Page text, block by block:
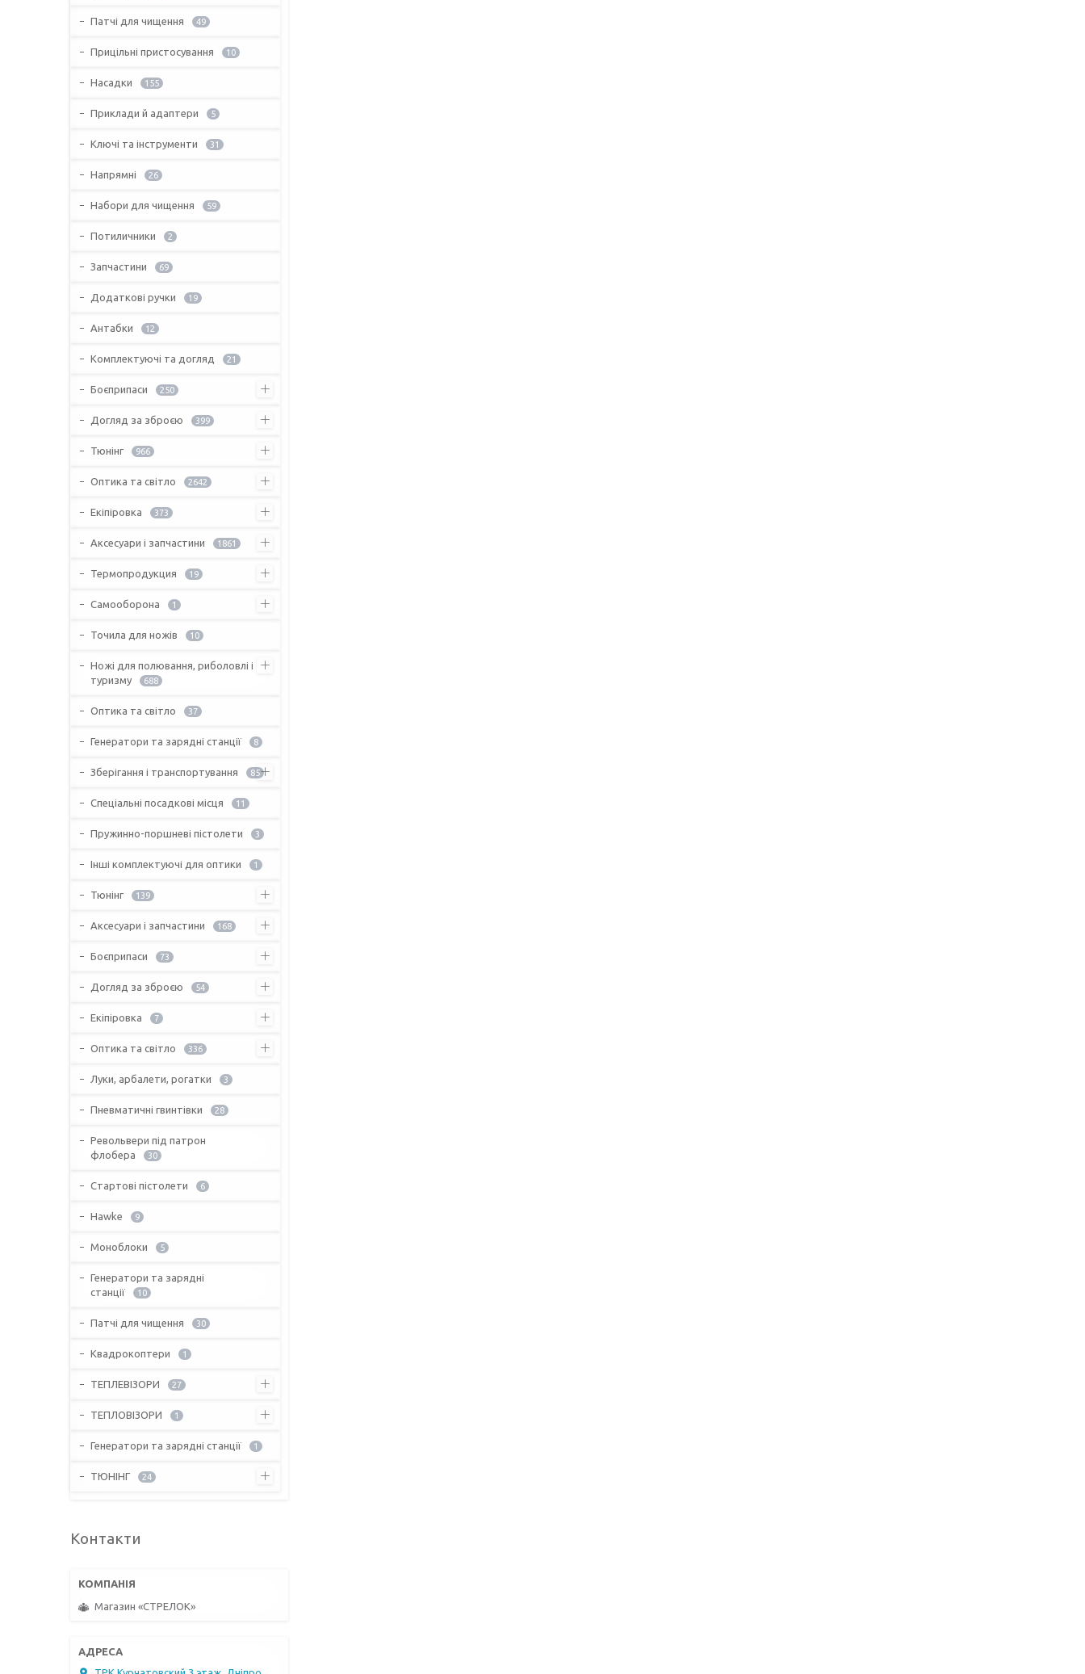
Патчі для чищення 49
Прицільні пристосування 10
Насадки 155
Приклади й адаптери 5
Ключі та інструменти 31
Напрямні 26
Набори для чищення 59
Потиличники 2
Запчастини 69
Додаткові ручки 19
Антабки 12
Комплектуючі та догляд 21
Боєприпаси 250
Догляд за зброєю 399
Тюнінг 966
Оптика та світло 2642
Екіпіровка 373
Аксесуари і запчастини 1861
Термопродукция 19
Самооборона 1
Точила для ножів 10
Ножі для полювання, риболовлі і
туризму
688
Оптика та світло 37
Генератори та зарядні станції 8
Зберігання і транспортування 85
Спеціальні посадкові місця 11
Пружинно-поршневі пістолети 3
Інші комплектуючі для оптики 1
Тюнінг 139
Аксесуари і запчастини 168
Боєприпаси 73
Догляд за зброєю 54
Екіпіровка 7
Оптика та світло 336
Луки, арбалети, рогатки 3
Пневматичні гвинтівки 28
Револьвери під патрон
флобера
30
Стартові пістолети 6
Hawke 9
Моноблоки 5
Генератори та зарядні
станції
10
Патчі для чищення 30
Квадрокоптери 1
ТЕПЛЕВІЗОРИ 27
ТЕПЛОВІЗОРИ 1
Генератори та зарядні станції 1
ТЮНІНГ 24
Контакти
Магазин «СТРЕЛОК»